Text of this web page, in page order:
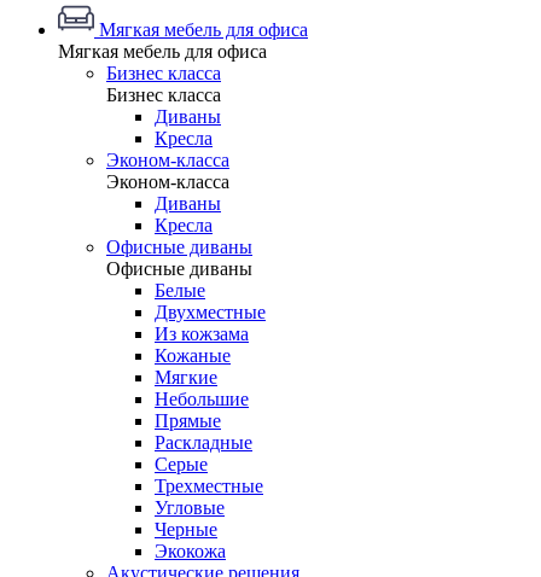
Мягкая мебель для офиса
Мягкая мебель для офиса
Бизнес класса
Бизнес класса
Диваны
Кресла
Эконом-класса
Эконом-класса
Диваны
Кресла
Офисные диваны
Офисные диваны
Белые
Двухместные
Из кожзама
Кожаные
Мягкие
Небольшие
Прямые
Раскладные
Серые
Трехместные
Угловые
Черные
Экокожа
Акустические решения